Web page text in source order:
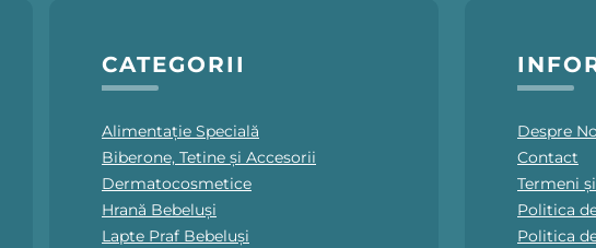
CATEGORII
Alimentație Specială
Biberone, Tetine și Accesorii
Dermatocosmetice
Hrană Bebeluși
Lapte Praf Bebeluși
Despre
Contact
Termeni
Politica
Politica